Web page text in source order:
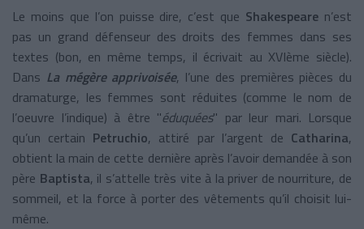
Le moins que l’on puisse dire, c’est que Shakespeare n’est
pas un grand défenseur des droits des femmes dans ses
textes (bon, en même temps, il écrivait au XVIème siècle).
Dans La mégère apprivoisée, l’une des premières pièces du
dramaturge, les femmes sont réduites (comme le nom de
l’oeuvre l’indique) à être "éduquées" par leur mari. Lorsque
qu’un certain Petruchio, attiré par l’argent de Catharina,
obtient la main de cette dernière après l’avoir demandée à son
père Baptista, il s’attelle très vite à la priver de nourriture, de
sommeil, et la force à porter des vêtements qu’il choisit lui-
même.